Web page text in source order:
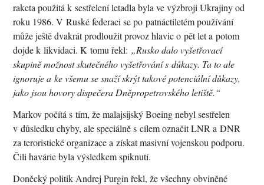
raketa použitá k sestřelení letadla byla ve výzbroji Ukrajiny od
roku 1986. V Ruské federaci se po patnáctiletém používání
může ještě dvakrát prodloužit provoz hlavic o pět let a potom
dojde k likvidaci. K tomu řekl: „Rusko dalo vyšetřovací
skupině možnost skutečného vyšetřování s důkazy. Ta to ale
ignoruje a ke všemu se snaží skrýt takové potenciální důkazy,
jako jsou hovory dispečera Dněpropetrovského letiště.“
Markov počítá s tím, že malajsijský Boeing nebyl sestřelen
v důsledku chyby, ale speciálně s cílem označit LNR a DNR
za teroristické organizace a získat masivní vojenskou podporu.
Čili havárie byla výsledkem spiknutí.
Doněcký politik Andrej Purgin řekl, že všechny obviněné